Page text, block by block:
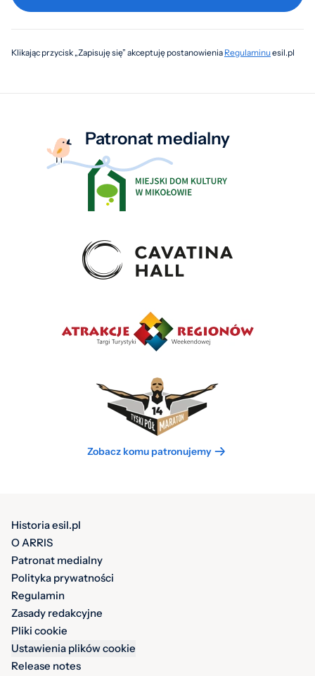
Klikając przycisk „Zapisuję się” akceptuję postanowienia Regulaminuesil.pl
Patronat medialny
Zobacz komu patronujemy
Historia esil.pl
O ARRIS
Patronat medialny
Polityka prywatności
Regulamin
Zasady redakcyjne
Pliki cookie
Ustawienia plików cookie
Release notes